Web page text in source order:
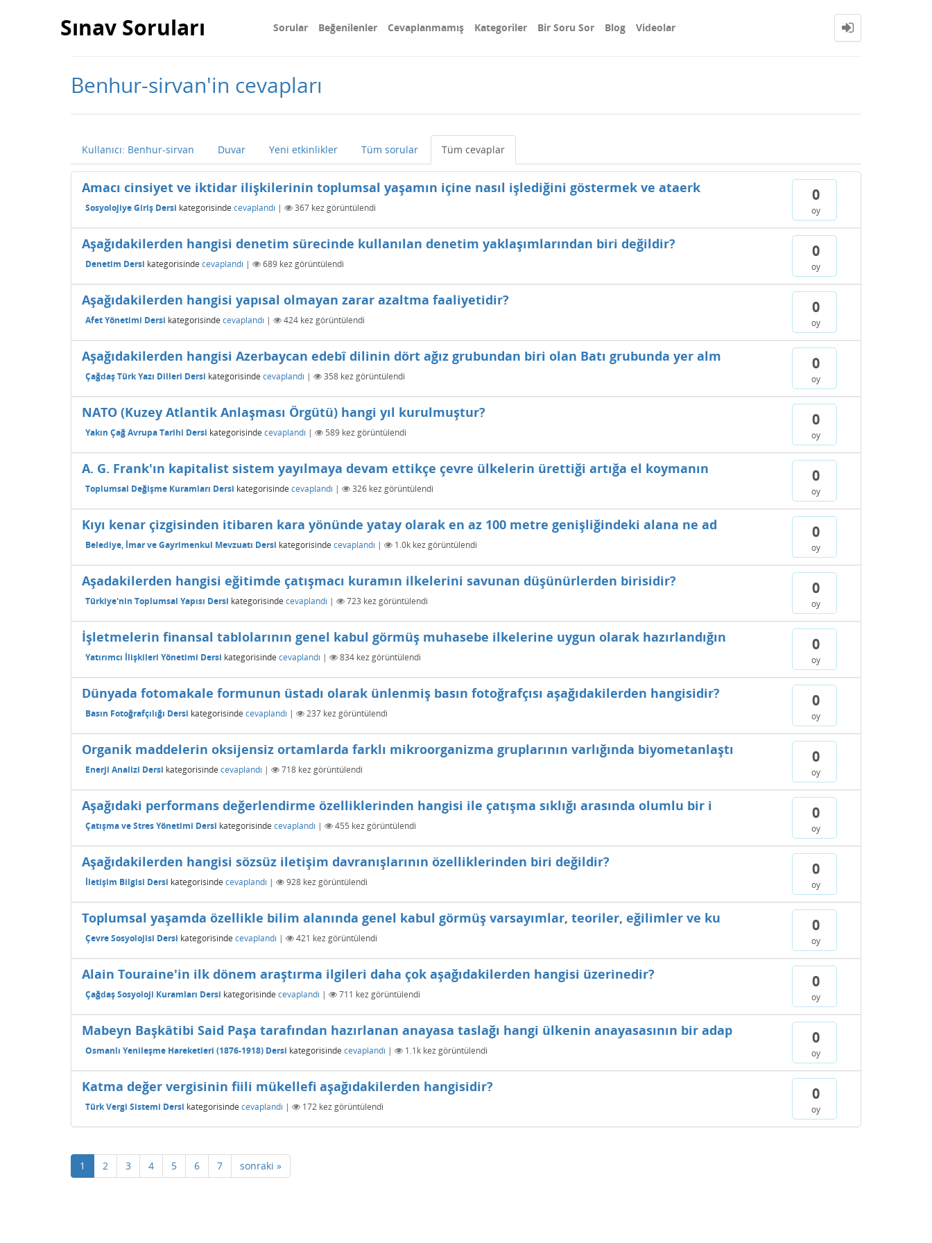
Sınav Soruları Sorular Beğenilenler Cevaplanmamış Kategoriler Bir Soru Sor Blog Videolar
Benhur-sirvan'in cevapları
Kullanıcı: Benhur-sirvan Duvar Yeni etkinlikler Tüm sorular Tüm cevaplar
0
oy
Amacı cinsiyet ve iktidar ilişkilerinin toplumsal yaşamın içine nasıl işlediğini göstermek ve ataerk
Sosyolojiye Giriş Dersi kategorisinde cevaplandı | 367 kez görüntülendi
0
oy
Aşağıdakilerden hangisi denetim sürecinde kullanılan denetim yaklaşımlarından biri değildir?
Denetim Dersi kategorisinde cevaplandı | 689 kez görüntülendi
0
oy
Aşağıdakilerden hangisi yapısal olmayan zarar azaltma faaliyetidir?
Afet Yönetimi Dersi kategorisinde cevaplandı | 424 kez görüntülendi
0
oy
Aşağıdakilerden hangisi Azerbaycan edebî dilinin dört ağız grubundan biri olan Batı grubunda yer alm
Çağdaş Türk Yazı Dilleri Dersi kategorisinde cevaplandı | 358 kez görüntülendi
0
oy
NATO (Kuzey Atlantik Anlaşması Örgütü) hangi yıl kurulmuştur?
Yakın Çağ Avrupa Tarihi Dersi kategorisinde cevaplandı | 589 kez görüntülendi
0
oy
A. G. Frank'ın kapitalist sistem yayılmaya devam ettikçe çevre ülkelerin ürettiği artığa el koymanın
Toplumsal Değişme Kuramları Dersi kategorisinde cevaplandı | 326 kez görüntülendi
0
oy
Kıyı kenar çizgisinden itibaren kara yönünde yatay olarak en az 100 metre genişliğindeki alana ne ad
Belediye, İmar ve Gayrimenkul Mevzuatı Dersi kategorisinde cevaplandı | 1.0k kez görüntülendi
0
oy
Aşadakilerden hangisi eğitimde çatışmacı kuramın ilkelerini savunan düşünürlerden birisidir?
Türkiye'nin Toplumsal Yapısı Dersi kategorisinde cevaplandı | 723 kez görüntülendi
0
oy
İşletmelerin finansal tablolarının genel kabul görmüş muhasebe ilkelerine uygun olarak hazırlandığın
Yatırımcı İlişkileri Yönetimi Dersi kategorisinde cevaplandı | 834 kez görüntülendi
0
oy
Dünyada fotomakale formunun üstadı olarak ünlenmiş basın fotoğrafçısı aşağıdakilerden hangisidir?
Basın Fotoğrafçılığı Dersi kategorisinde cevaplandı | 237 kez görüntülendi
0
oy
Organik maddelerin oksijensiz ortamlarda farklı mikroorganizma gruplarının varlığında biyometanlaştı
Enerji Analizi Dersi kategorisinde cevaplandı | 718 kez görüntülendi
0
oy
Aşağıdaki performans değerlendirme özelliklerinden hangisi ile çatışma sıklığı arasında olumlu bir i
Çatışma ve Stres Yönetimi Dersi kategorisinde cevaplandı | 455 kez görüntülendi
0
oy
Aşağıdakilerden hangisi sözsüz iletişim davranışlarının özelliklerinden biri değildir?
İletişim Bilgisi Dersi kategorisinde cevaplandı | 928 kez görüntülendi
0
oy
Toplumsal yaşamda özellikle bilim alanında genel kabul görmüş varsayımlar, teoriler, eğilimler ve ku
Çevre Sosyolojisi Dersi kategorisinde cevaplandı | 421 kez görüntülendi
0
oy
Alain Touraine'in ilk dönem araştırma ilgileri daha çok aşağıdakilerden hangisi üzerinedir?
Çağdaş Sosyoloji Kuramları Dersi kategorisinde cevaplandı | 711 kez görüntülendi
0
oy
Mabeyn Başkâtibi Said Paşa tarafından hazırlanan anayasa taslağı hangi ülkenin anayasasının bir adap
Osmanlı Yenileşme Hareketleri (1876-1918) Dersi kategorisinde cevaplandı | 1.1k kez görüntülendi
0
oy
Katma değer vergisinin fiili mükellefi aşağıdakilerden hangisidir?
Türk Vergi Sistemi Dersi kategorisinde cevaplandı | 172 kez görüntülendi
1 2 3 4 5 6 7 sonraki »